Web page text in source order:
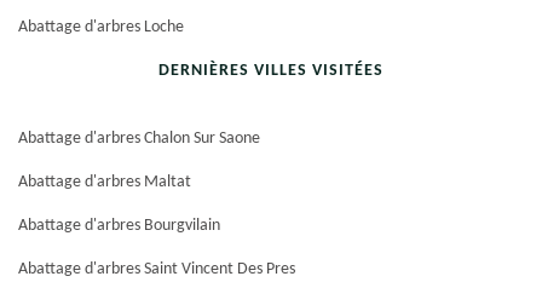
Abattage d'arbres Loche
DERNIÈRES VILLES VISITÉES
Abattage d'arbres Chalon Sur Saone
Abattage d'arbres Maltat
Abattage d'arbres Bourgvilain
Abattage d'arbres Saint Vincent Des Pres